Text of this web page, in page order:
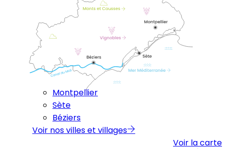
Montpellier
Sète
Béziers
Voir nos villes et villages
Voir la carte